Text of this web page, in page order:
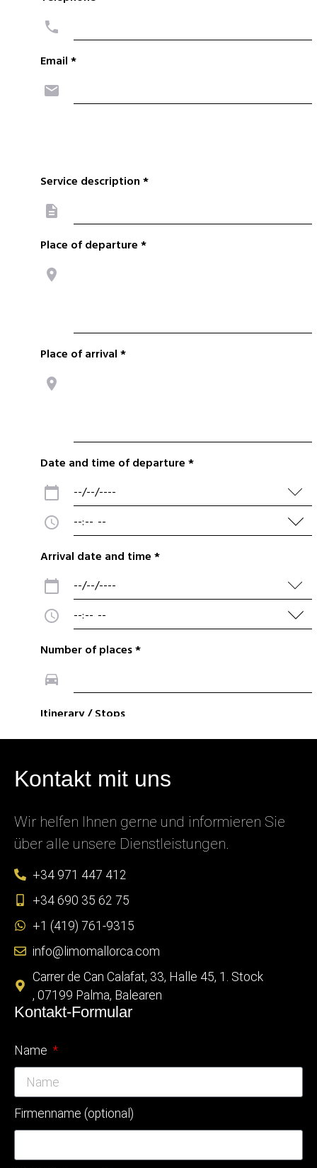
Kontakt mit uns
Wir helfen Ihnen gerne und informieren Sie
über alle unsere Dienstleistungen.
+34 971 447 412
+34 690 35 62 75
+1 (419) 761-9315
info@limomallorca.com
Carrer de Can Calafat, 33, Halle 45, 1. Stock
, 07199 Palma, Balearen
Kontakt-Formular
Name
Firmenname (optional)